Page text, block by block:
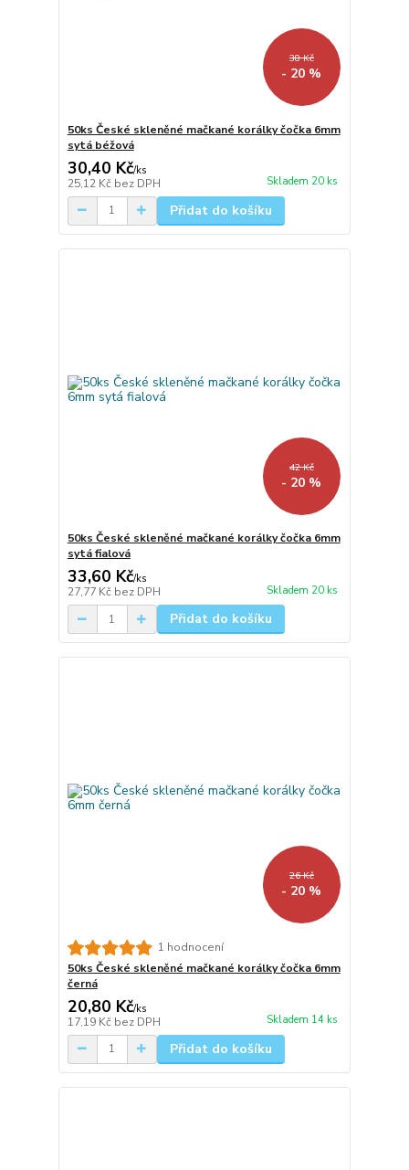
38 Kč
- 20 %
50ks České skleněné mačkané korálky čočka 6mm
sytá béžová
30,40 Kč/ks
25,12 Kč bez DPH Skladem 20 ks
Přidat do košíku
42 Kč
- 20 %
50ks České skleněné mačkané korálky čočka 6mm
sytá fialová
33,60 Kč/ks
27,77 Kč bez DPH Skladem 20 ks
Přidat do košíku
26 Kč
- 20 %
1 hodnocení
50ks České skleněné mačkané korálky čočka 6mm
černá
20,80 Kč/ks
17,19 Kč bez DPH Skladem 14 ks
Přidat do košíku